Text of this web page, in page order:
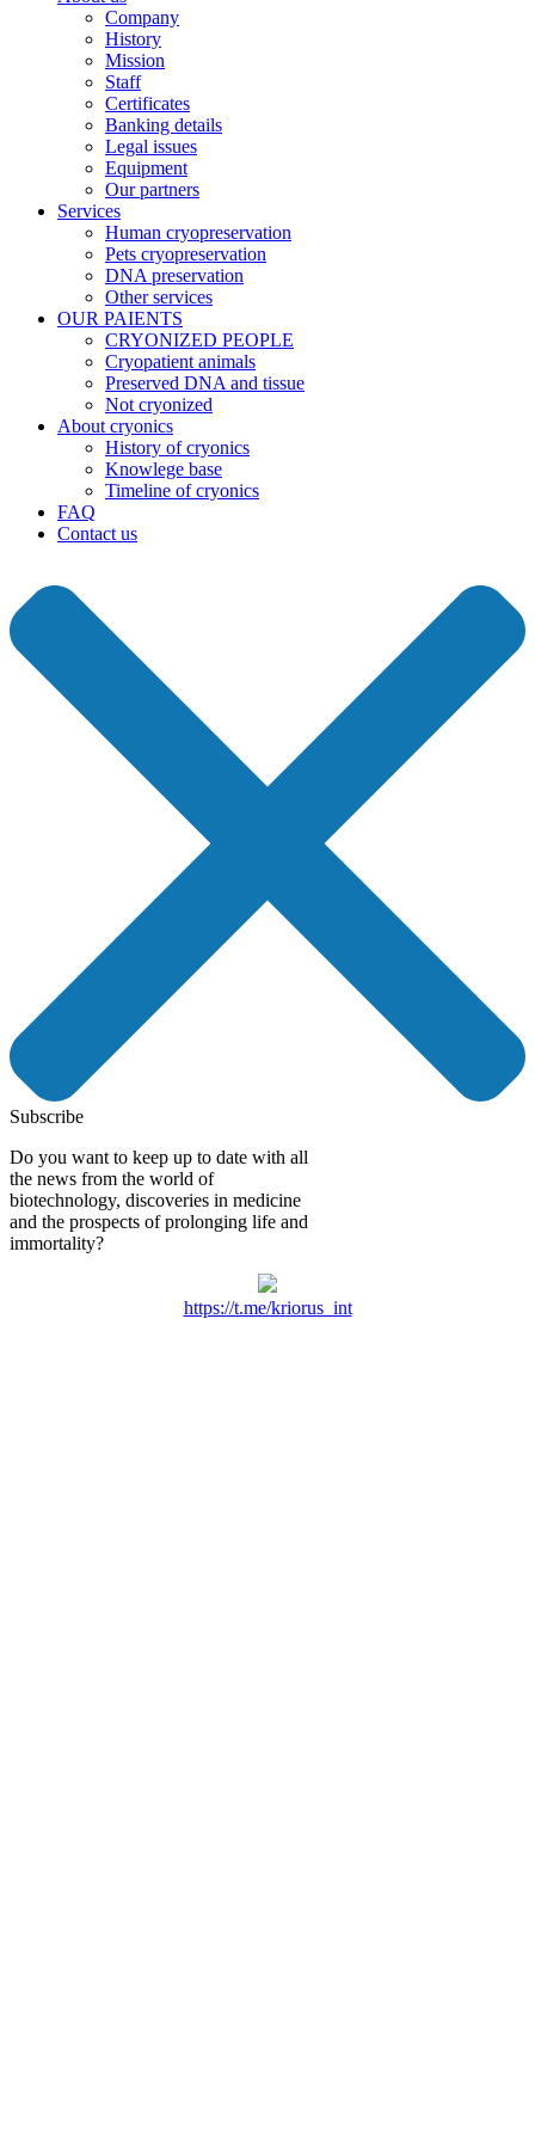
Company
History
Mission
Staff
Certificates
Banking details
Legal issues
Equipment
Our partners
Services
Human cryopreservation
Pets cryopreservation
DNA preservation
Other services
OUR PAIENTS
CRYONIZED PEOPLE
Cryopatient animals
Preserved DNA and tissue
Not cryonized
About cryonics
History of cryonics
Knowlege base
Timeline of cryonics
FAQ
Contact us
Subscribe
Do you want to keep up to date with all
the news from the world of
biotechnology, discoveries in medicine
and the prospects of prolonging life and
immortality?
https://t.me/kriorus_int